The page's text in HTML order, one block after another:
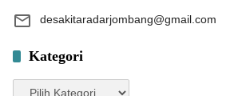
desakitaradarjombang@gmail.com
Kategori
Kategori